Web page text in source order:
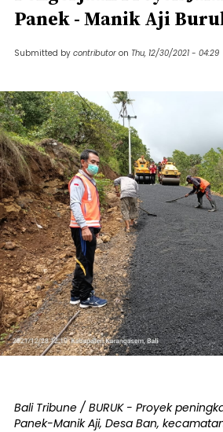
Panek - Manik Aji
Submitted by contributor on Thu, 12/30/2021 - 04:29
Bali Tribune / BURUK - Proyek
Panek-Manik Aji, Desa Ban,